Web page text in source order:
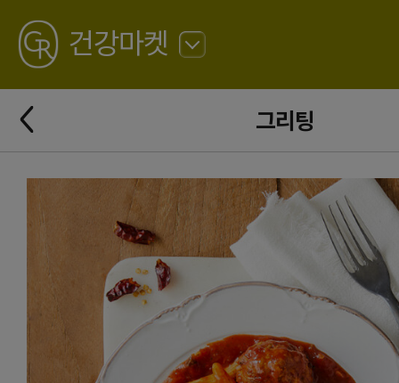
GREATING
건강마켓
로
그리팅
뒤
로
가